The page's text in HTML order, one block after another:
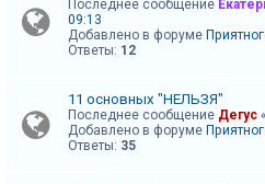
а
Последнее сообщение
09:13
Добавлено в форуме
Ответы: 12
11 основных "НЕЛЬЗЯ"
Последнее сообщение Дегус «
Добавлено в форуме
Ответы: 35